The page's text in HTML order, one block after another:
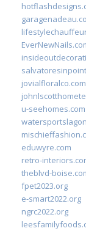
jovialfloralco.com
u-seehomes.com
eduwyre.com
retro-
theblvd-
fpet2023.org
e-smart2022.org
ngrc2022.org